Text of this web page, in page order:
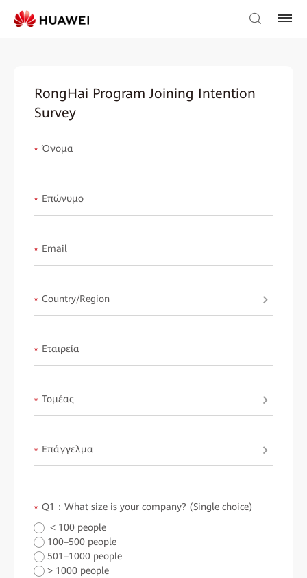
RongHai Program Joining Intention
Survey
* Όνομα
* Επώνυμο
* Email
* Country/Region
* Εταιρεία
* Τομέας
* Επάγγελμα
* Q1：What size is your company? (Single choice)
< 100 people
100–500 people
501–1000 people
> 1000 people